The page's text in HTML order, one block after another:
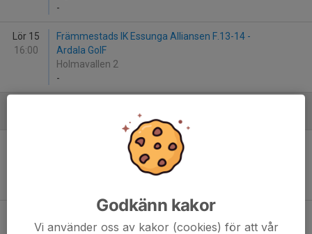
-
Lör 15
16:00
Främmestads IK Essunga Alliansen F.13-14 -
Ardala GoIF
Holmavallen 2
-
Skara FC Blå - Främmestads IK Essunga Alliansen
Sparbanken Arena E Konstgräs
16:30
Främmestads IK Essunga Alliansen F.13-14 - Vara
SK
Godkänn kakor
Vi använder oss av kakor (cookies) för att vår